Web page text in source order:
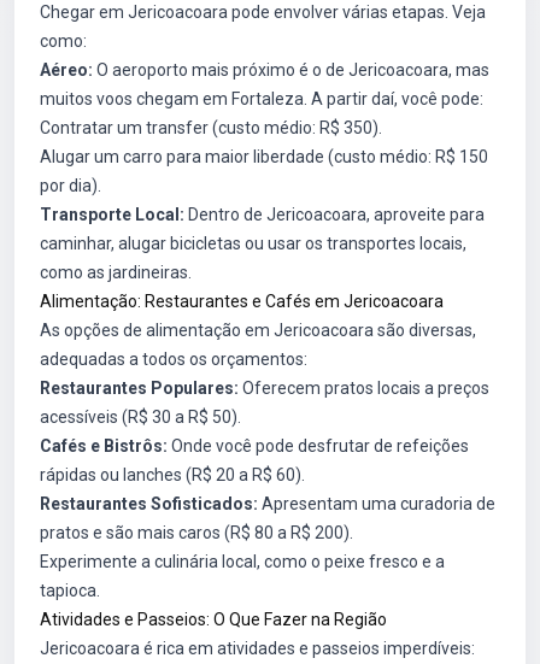
Chegar em Jericoacoara pode envolver várias etapas. Veja
como:
Aéreo: O aeroporto mais próximo é o de Jericoacoara, mas
muitos voos chegam em Fortaleza. A partir daí, você pode:
Contratar um transfer (custo médio: R$ 350).
Alugar um carro para maior liberdade (custo médio: R$ 150
por dia).
Transporte Local: Dentro de Jericoacoara, aproveite para
caminhar, alugar bicicletas ou usar os transportes locais,
como as jardineiras.
Alimentação: Restaurantes e Cafés em Jericoacoara
As opções de alimentação em Jericoacoara são diversas,
adequadas a todos os orçamentos:
Restaurantes Populares: Oferecem pratos locais a preços
acessíveis (R$ 30 a R$ 50).
Cafés e Bistrôs: Onde você pode desfrutar de refeições
rápidas ou lanches (R$ 20 a R$ 60).
Restaurantes Sofisticados: Apresentam uma curadoria de
pratos e são mais caros (R$ 80 a R$ 200).
Experimente a culinária local, como o peixe fresco e a
tapioca.
Atividades e Passeios: O Que Fazer na Região
Jericoacoara é rica em atividades e passeios imperdíveis: